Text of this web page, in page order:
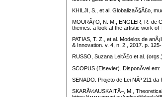
KHILJI, S., et al. GlobalizaÃ§Ã£o,
MOURÃƒO, N. M.; ENGLER, R. de
themes: a look at the artistic work of
PATIAS, T. Z., et al. Modelos de
& Innovation. v. 4, n. 2., 2017. p.
RUSSO, Suzana LeitÃ£o et al.
SCOPUS (Elsevier). DisponÃ­vel
SENADO. Projeto de Lei NÂº 211
SKARÅ½AUSKAITÄ–, M.,